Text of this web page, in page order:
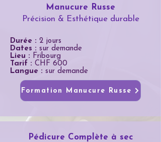
Manucure Russe
Précision & Esthétique durable
Durée : 2 jours
Dates : sur demande
Lieu : Fribourg
Tarif : CHF 600
Langue : sur demande
Formation Manucure Russe
Pédicure Complète à sec